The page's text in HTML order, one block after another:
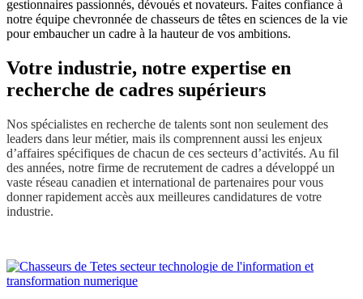
gestionnaires passionnés, dévoués et novateurs. Faites confiance à
notre équipe chevronnée de chasseurs de têtes en sciences de la vie
pour embaucher un cadre à la hauteur de vos ambitions.
Votre industrie, notre expertise en
recherche de cadres supérieurs
Nos spécialistes en recherche de talents sont non seulement des
leaders dans leur métier, mais ils comprennent aussi les enjeux
d’affaires spécifiques de chacun de ces secteurs d’activités. Au fil
des années, notre firme de recrutement de cadres a développé un
vaste réseau canadien et international de partenaires pour vous
donner rapidement accès aux meilleures candidatures de votre
industrie.